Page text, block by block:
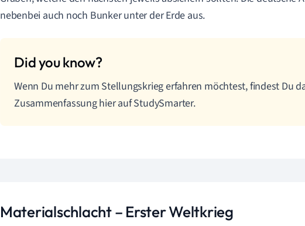
nebenbei auch noch Bunker unter der Erde aus.
Wenn Du mehr zum Stellungskrieg erfahren möchtest, findest Du
Zusammenfassung hier auf StudySmarter.
Materialschlacht – Erster Weltkrieg